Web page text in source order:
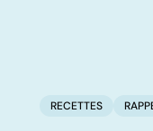
RECETTES